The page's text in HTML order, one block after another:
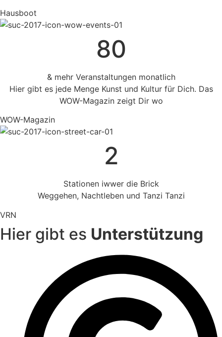
Hausboot
80
& mehr Veranstaltungen monatlich
Hier gibt es jede Menge Kunst und Kultur für Dich. Das
WOW-Magazin zeigt Dir wo
WOW-Magazin
2
Stationen iwwer die Brick
Weggehen, Nachtleben und Tanzi Tanzi
VRN
Hier gibt es Unterstützung